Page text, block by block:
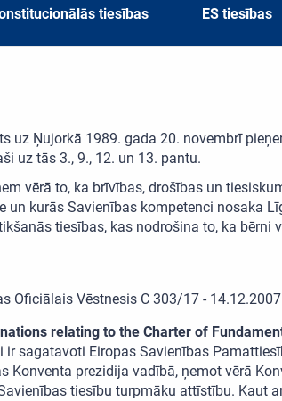
tiesības ES tiesības
uz Ņujorkā 1989. gada 20. novembrī
uz tās 3., 9., 12. un 13. pantu.
vērā to, ka brīvības, drošības un
un kurās Savienības kompetenci nosaka
tiesības, kas nodrošina to, ka
Oficiālais Vēstnesis C 303/17 - 14.12.2007
relating to the Charter of
ir sagatavoti Eiropas Savienības
Konventa prezidija vadībā, ņemot vērā
tiesību turpmāku attīstību. Kaut